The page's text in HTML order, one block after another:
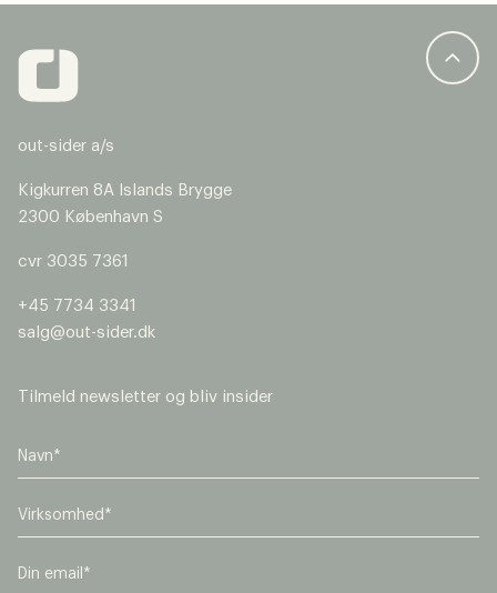
out-sider a/s
Kigkurren 8A Islands Brygge
2300 København S
cvr 3035 7361
+45 7734 3341
salg@out-sider.dk
Tilmeld newsletter og bliv insider
V
k
E